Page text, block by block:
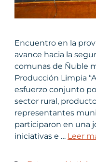
Encuentro en la
avance hacia la
comunas de Ñuble
Producción Limpia
esfuerzo conjunto
sector rural,
representantes
participaron en una
iniciativas e … Leer